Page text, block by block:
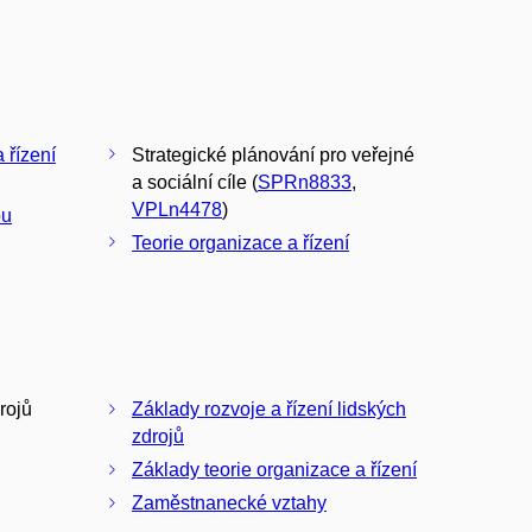
řízení
Strategické plánování pro veřejné
a sociální cíle (SPRn8833,
VPLn4478)
Teorie organizace a řízení
Základy rozvoje a řízení lidských
zdrojů
Základy teorie organizace a řízení
Zaměstnanecké vztahy